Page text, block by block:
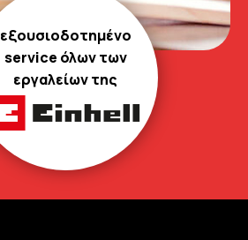
εξουσιοδοτημένο
service όλων των
εργαλείων της